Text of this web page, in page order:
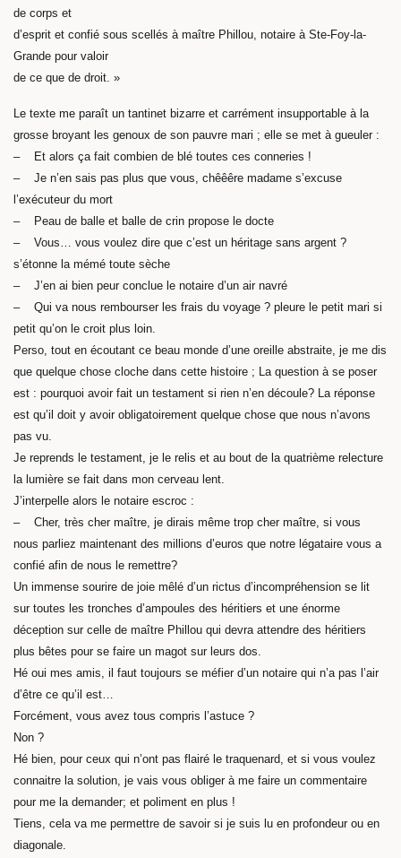
de corps et
d’esprit et confié sous scellés à maître Phillou, notaire à Ste-Foy-la-
Grande pour valoir
de ce que de droit. »
Le texte me paraît un tantinet bizarre et carrément insupportable à la
grosse broyant les genoux de son pauvre mari ; elle se met à gueuler :
– Et alors ça fait combien de blé toutes ces conneries !
– Je n’en sais pas plus que vous, chêêêre madame s’excuse
l’exécuteur du mort
– Peau de balle et balle de crin propose le docte
– Vous… vous voulez dire que c’est un héritage sans argent ?
s’étonne la mémé toute sèche
– J’en ai bien peur conclue le notaire d’un air navré
– Qui va nous rembourser les frais du voyage ? pleure le petit mari si
petit qu’on le croit plus loin.
Perso, tout en écoutant ce beau monde d’une oreille abstraite, je me dis
que quelque chose cloche dans cette histoire ; La question à se poser
est : pourquoi avoir fait un testament si rien n’en découle? La réponse
est qu’il doit y avoir obligatoirement quelque chose que nous n’avons
pas vu.
Je reprends le testament, je le relis et au bout de la quatrième relecture
la lumière se fait dans mon cerveau lent.
J’interpelle alors le notaire escroc :
– Cher, très cher maître, je dirais même trop cher maître, si vous
nous parliez maintenant des millions d’euros que notre légataire vous a
confié afin de nous le remettre?
Un immense sourire de joie mêlé d’un rictus d’incompréhension se lit
sur toutes les tronches d’ampoules des héritiers et une énorme
déception sur celle de maître Phillou qui devra attendre des héritiers
plus bêtes pour se faire un magot sur leurs dos.
Hé oui mes amis, il faut toujours se méfier d’un notaire qui n’a pas l’air
d’être ce qu’il est…
Forcément, vous avez tous compris l’astuce ?
Non ?
Hé bien, pour ceux qui n’ont pas flairé le traquenard, et si vous voulez
connaitre la solution, je vais vous obliger à me faire un commentaire
pour me la demander; et poliment en plus !
Tiens, cela va me permettre de savoir si je suis lu en profondeur ou en
diagonale.